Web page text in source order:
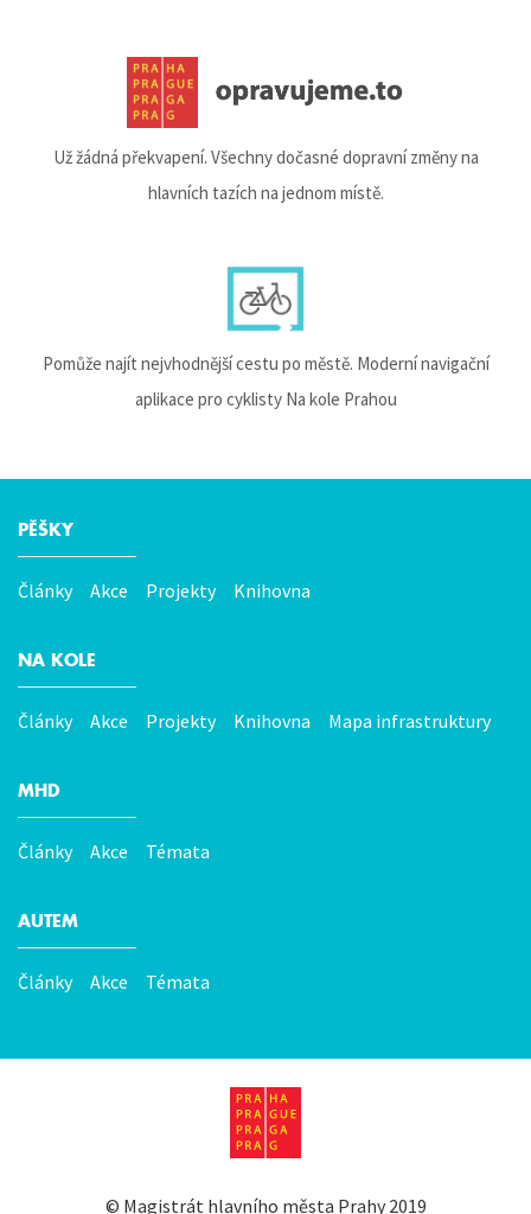
Už žádná překvapení. Všechny dočasné dopravní změny na
hlavních tazích na jednom místě.
Pomůže najít nejvhodnější cestu po městě. Moderní navigační
aplikace pro cyklisty Na kole Prahou
Hlavní
menu
PĚŠKY
Články Akce Projekty Knihovna
NA KOLE
Články Akce Projekty Knihovna Mapa infrastruktury
MHD
Články Akce Témata
AUTEM
Články Akce Témata
© Magistrát hlavního města Prahy2019